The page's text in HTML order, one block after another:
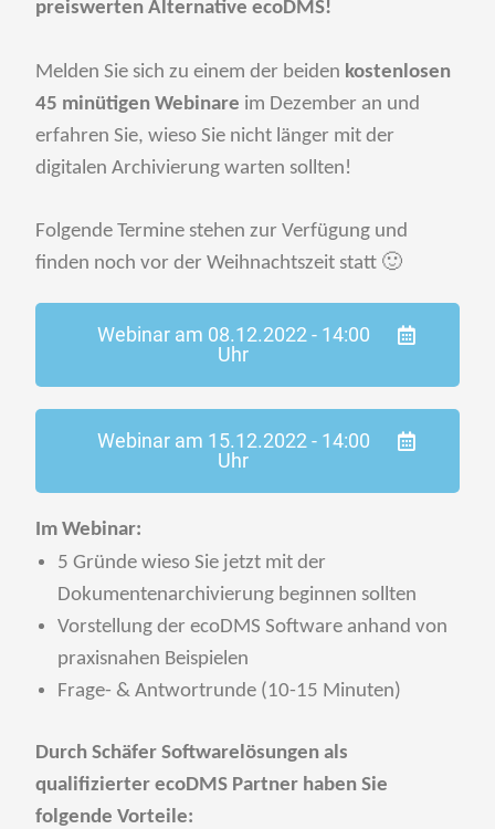
preiswerten Alternative ecoDMS!
Melden Sie sich zu einem der beiden kostenlosen
45 minütigen Webinare im Dezember an und
erfahren Sie, wieso Sie nicht länger mit der
digitalen Archivierung warten sollten!
Folgende Termine stehen zur Verfügung und
finden noch vor der Weihnachtszeit statt 🙂
Webinar am 08.12.2022 - 14:00
Uhr
Webinar am 15.12.2022 - 14:00
Uhr
Im Webinar:
5 Gründe wieso Sie jetzt mit der
Dokumentenarchivierung beginnen sollten
Vorstellung der ecoDMS Software anhand von
praxisnahen Beispielen
Frage- & Antwortrunde (10-15 Minuten)
Durch Schäfer Softwarelösungen als
qualifizierter ecoDMS Partner haben Sie
folgende Vorteile: